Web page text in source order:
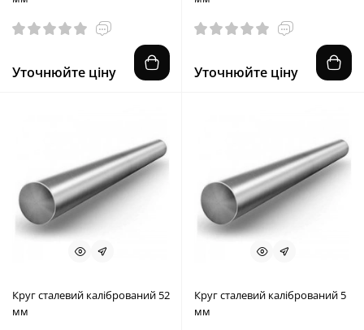
Уточнюйте ціну Уточнюйте ціну
Круг сталевий калібрований 52
мм
Круг сталевий калібрований 5
мм